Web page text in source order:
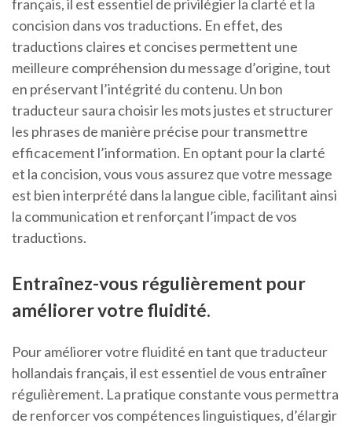
français, il est essentiel de privilégier la clarté et la
concision dans vos traductions. En effet, des
traductions claires et concises permettent une
meilleure compréhension du message d’origine, tout
en préservant l’intégrité du contenu. Un bon
traducteur saura choisir les mots justes et structurer
les phrases de manière précise pour transmettre
efficacement l’information. En optant pour la clarté
et la concision, vous vous assurez que votre message
est bien interprété dans la langue cible, facilitant ainsi
la communication et renforçant l’impact de vos
traductions.
Entraînez-vous régulièrement pour
améliorer votre fluidité.
Pour améliorer votre fluidité en tant que traducteur
hollandais français, il est essentiel de vous entraîner
régulièrement. La pratique constante vous permettra
de renforcer vos compétences linguistiques, d’élargir